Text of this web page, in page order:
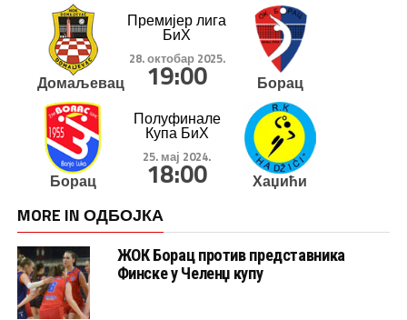
Домаљевац
Премијер лига
БиХ
28. октобар 2025.
19:00 Борац
Борац
Полуфинале
Купа БиХ
25. мај 2024.
18:00 Хаџићи
MORE IN ОДБОЈКА
ЖОК Борац против представника
Финске у Челенџ купу